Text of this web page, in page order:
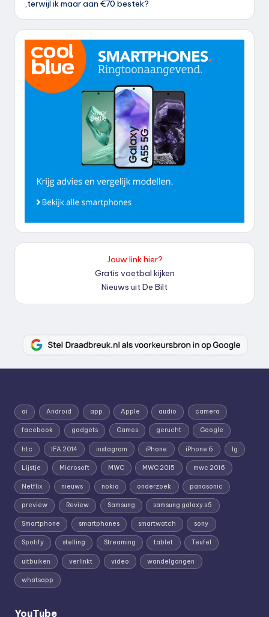
,terwijl ik maar aan €70 bestek?
Jouw link hier?
Gratis voetbal kijken
Nieuws uit De Bilt
ai Android app Apple audio camera
facebook gadgets Games gerucht Google
htc IFA 2014 instagram iPhone iPhone 6 lg
Lijstje Microsoft MWC MWC 2015 mwc 2016
Netflix nieuws nokia onderzoek panasonic
preview Review Samsung samsung galaxy s6
Smartphone smartphones smartwatch sony
Spotify stelling Streaming tablet Teufel
uitbuiken verlinkt video wandelgangen
whatsapp
YouTube